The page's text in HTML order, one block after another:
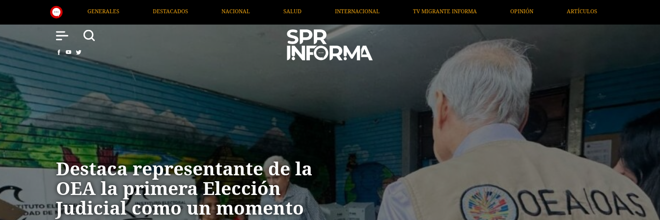
DESTACADOS NACIONAL SALUD INTERNACIONAL TV MIGRANTE INFORMA OPINIÓN ARTÍCULOS ARTE / ENTRETENIMIENTO
Destaca representante de la
OEA la primera Elección
Judicial como un momento